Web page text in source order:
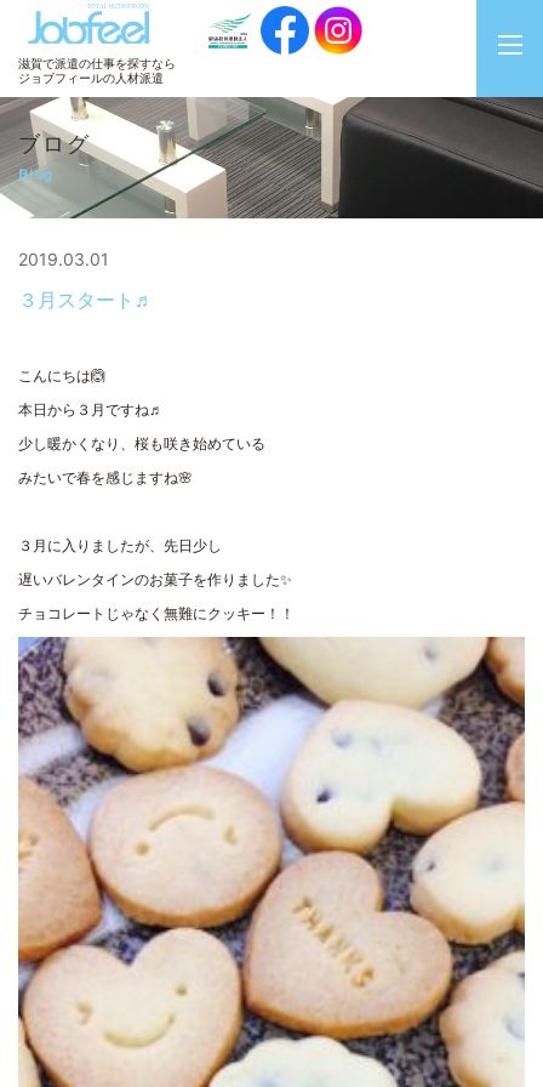
JobFeel
滋賀で派遣の仕事を探すなら
ジョブフィールの人材派遣
ブログ
Blog
2019.03.01
３月スタート♬
こんにちは🙆
本日から３月ですね♬
少し暖かくなり、桜も咲き始めている
みたいで春を感じますね🌸
３月に入りましたが、先日少し
遅いバレンタインのお菓子を作りました✨
チョコレートじゃなく無難にクッキー！！